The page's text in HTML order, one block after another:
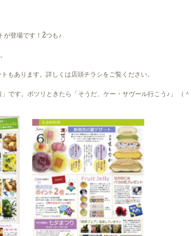
が登場です！2つも♪
もあります。詳しくは店頭チラシをご覧ください。
です。ポツリときたら「そうだ、ケー・サヴール行こう♪」 （＾